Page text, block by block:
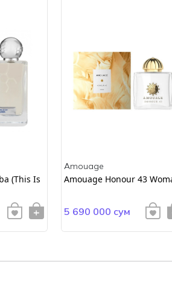
(This Is
Amouage
Amouage Honour 43
5 690 000 сум